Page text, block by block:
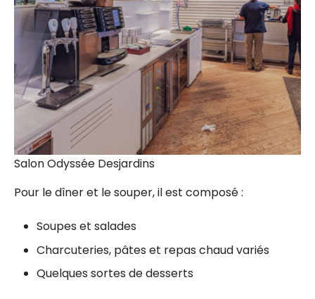
Salon Odyssée Desjardins
Pour le dîner et le souper, il est composé :
Soupes et salades
Charcuteries, pâtes et repas chaud variés
Quelques sortes de desserts